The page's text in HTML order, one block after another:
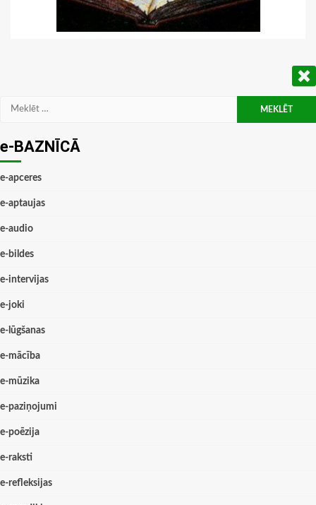
Meklēt:
e-BAZNĪCĀ
e-apceres
e-aptaujas
e-audio
e-bildes
e-intervijas
e-joki
e-lūgšanas
e-mācība
e-mūzika
e-paziņojumi
e-poēzija
e-raksti
e-refleksijas